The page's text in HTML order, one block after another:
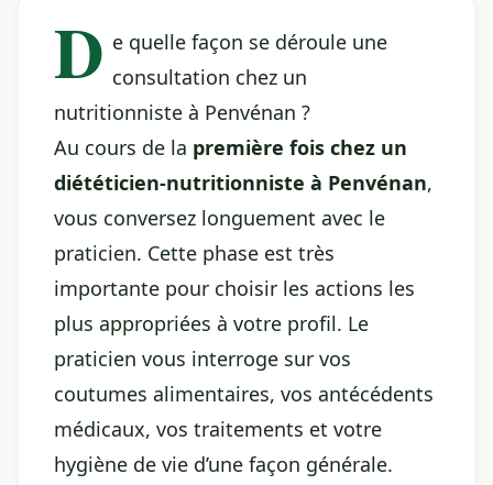
D e quelle façon se déroule une
consultation chez un
nutritionniste à Penvénan ?
Au cours de la première fois chez un
diététicien-nutritionniste à Penvénan,
vous conversez longuement avec le
praticien. Cette phase est très
importante pour choisir les actions les
plus appropriées à votre profil. Le
praticien vous interroge sur vos
coutumes alimentaires, vos antécédents
médicaux, vos traitements et votre
hygiène de vie d’une façon générale.